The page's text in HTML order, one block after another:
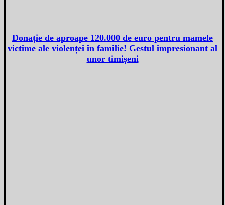
Donație de aproape 120.000 de euro pentru mamele
victime ale violenței în familie! Gestul impresionant al
unor timișeni